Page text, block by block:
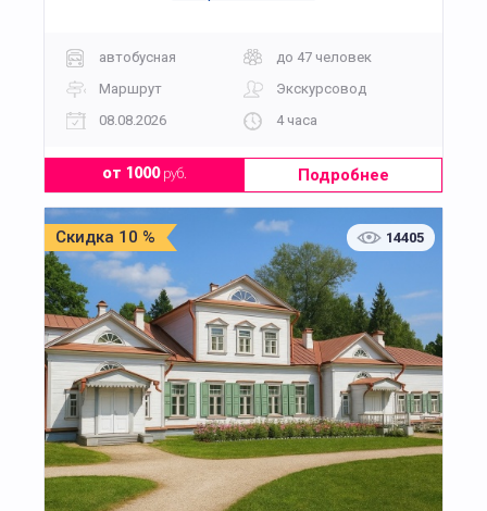
автобусная
до 47 человек
Маршрут
Экскурсовод
08.08.2026
4 часа
от 1000руб. Подробнее
Скидка 10 % 14405